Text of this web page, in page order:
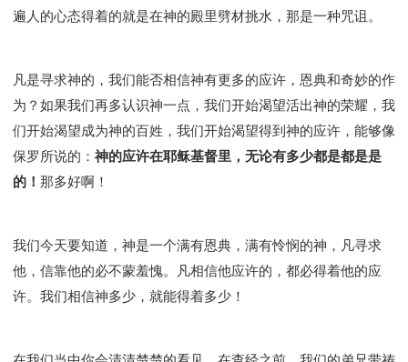
遍人的心态得着的就是在神的殿里劈材挑水，那是一种咒诅。
凡是寻求神的，我们能否相信神有更多的应许，恩典和奇妙的作
为？如果我们再多认识神一点，我们开始渴望活出神的荣耀，我
们开始渴望成为神的百姓，我们开始渴望得到神的应许，能够像
保罗所说的： 神的应许在耶稣基督里，无论有多少都是都是是
的！ 那多好啊！
我们今天要知道，神是一个满有恩典，满有怜悯的神，凡寻求
他，信靠他的必不蒙羞愧。凡相信他应许的，都必得着他的应
许。我们相信神多少，就能得着多少！